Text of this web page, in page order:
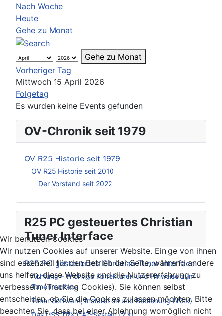
OV-Chronik seit 1979
OV R25 Historie seit 1979
OV R25 Historie seit 2010
Der Vorstand seit 2022
R25 PC gesteuertes Christian
Tuner Interface
R25 PC gesteuertes Christian Tuner Interface
Achtung – Wichtige Korrekturen und Hinweise zum
Tunerinterface
Tuner Software, Installation und Bedienung (V3.x)
Das USB TRX CAT-System (2.x)
Nach Woche
Heute
Gehe zu Monat
Gehe zu Monat
Vorheriger Tag
Mittwoch 15 April 2026
Folgetag
Es wurden keine Events gefunden
Wir benutzen Cookies
Wir nutzen Cookies auf unserer Website. Einige von ihnen
sind essenziell für den Betrieb der Seite, während andere
uns helfen, diese Website und die Nutzererfahrung zu
verbessern (Tracking Cookies). Sie können selbst
entscheiden, ob Sie die Cookies zulassen möchten. Bitte
beachten Sie, dass bei einer Ablehnung womöglich nicht